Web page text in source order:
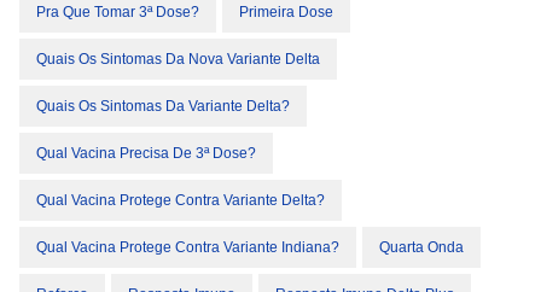
Pra Que Tomar 3ª Dose? Primeira Dose
Quais Os Sintomas Da Nova Variante Delta
Quais Os Sintomas Da Variante Delta?
Qual Vacina Precisa De 3ª Dose?
Qual Vacina Protege Contra Variante Delta?
Qual Vacina Protege Contra Variante Indiana? Quarta Onda